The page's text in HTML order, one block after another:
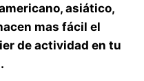
asiático,
mas fácil el
de actividad en tu